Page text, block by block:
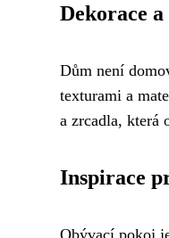
Dekorace
Dům není
texturami a
a zrcadla, která
Inspirace
Obývací pokoj